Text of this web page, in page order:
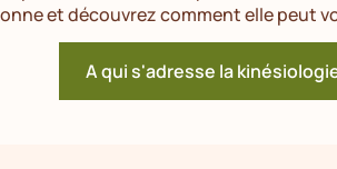
et découvrez comment elle peut
A qui s'adresse la